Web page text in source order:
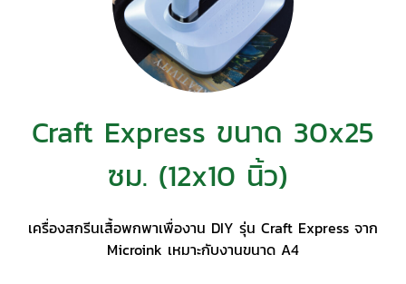
Craft Express ขนาด 30x25
ซม. (12x10 นิ้ว)
เครื่องสกรีนเสื้อพกพาเพื่องาน DIY รุ่น Craft Express จาก
Microink เหมาะกับงานขนาด A4